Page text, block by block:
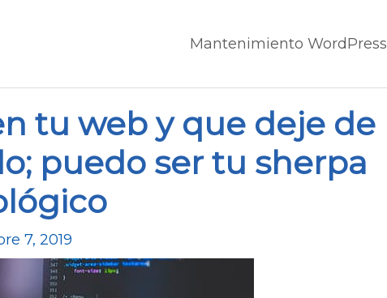
Mantenimiento WordPress
tu web y que deje de
puedo ser tu sherpa
7, 2019